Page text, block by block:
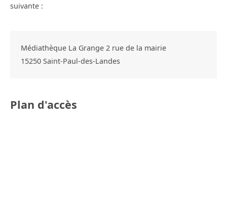
suivante :
Médiathèque La Grange 2 rue de la mairie
15250 Saint-Paul-des-Landes
Plan d'accès